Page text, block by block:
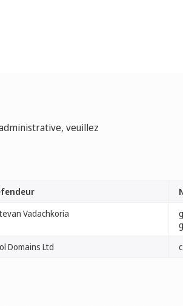
veuillez
Vadachkoria
Domains Ltd